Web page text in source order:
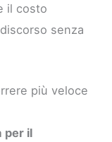
il costo
senza
più veloce
per il